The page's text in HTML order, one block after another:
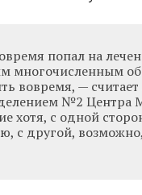
попал на
многочисленным
вовремя, —
№2 Центра
хотя, с одной
с другой,